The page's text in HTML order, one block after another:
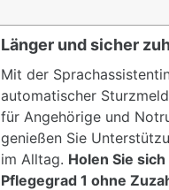
Länger und sicher
Mit der
automatischer
für Angehörige und
genießen Sie
im Alltag. Holen Sie
Pflegegrad 1 ohne